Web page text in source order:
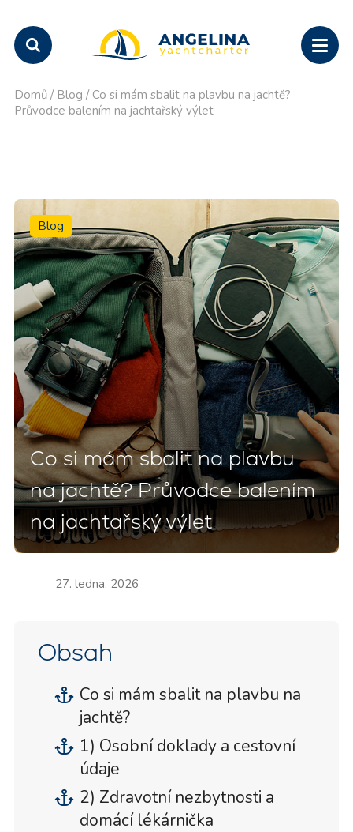
Domů / Blog / Co si mám sbalit na plavbu na jachtě?
Průvodce balením na jachtařský výlet
Blog
Co si mám sbalit na plavbu
na jachtě? Průvodce balením
na jachtařský výlet
27. ledna, 2026
Obsah
Co si mám sbalit na plavbu na
jachtě?
1) Osobní doklady a cestovní
údaje
2) Zdravotní nezbytnosti a
domácí lékárnička